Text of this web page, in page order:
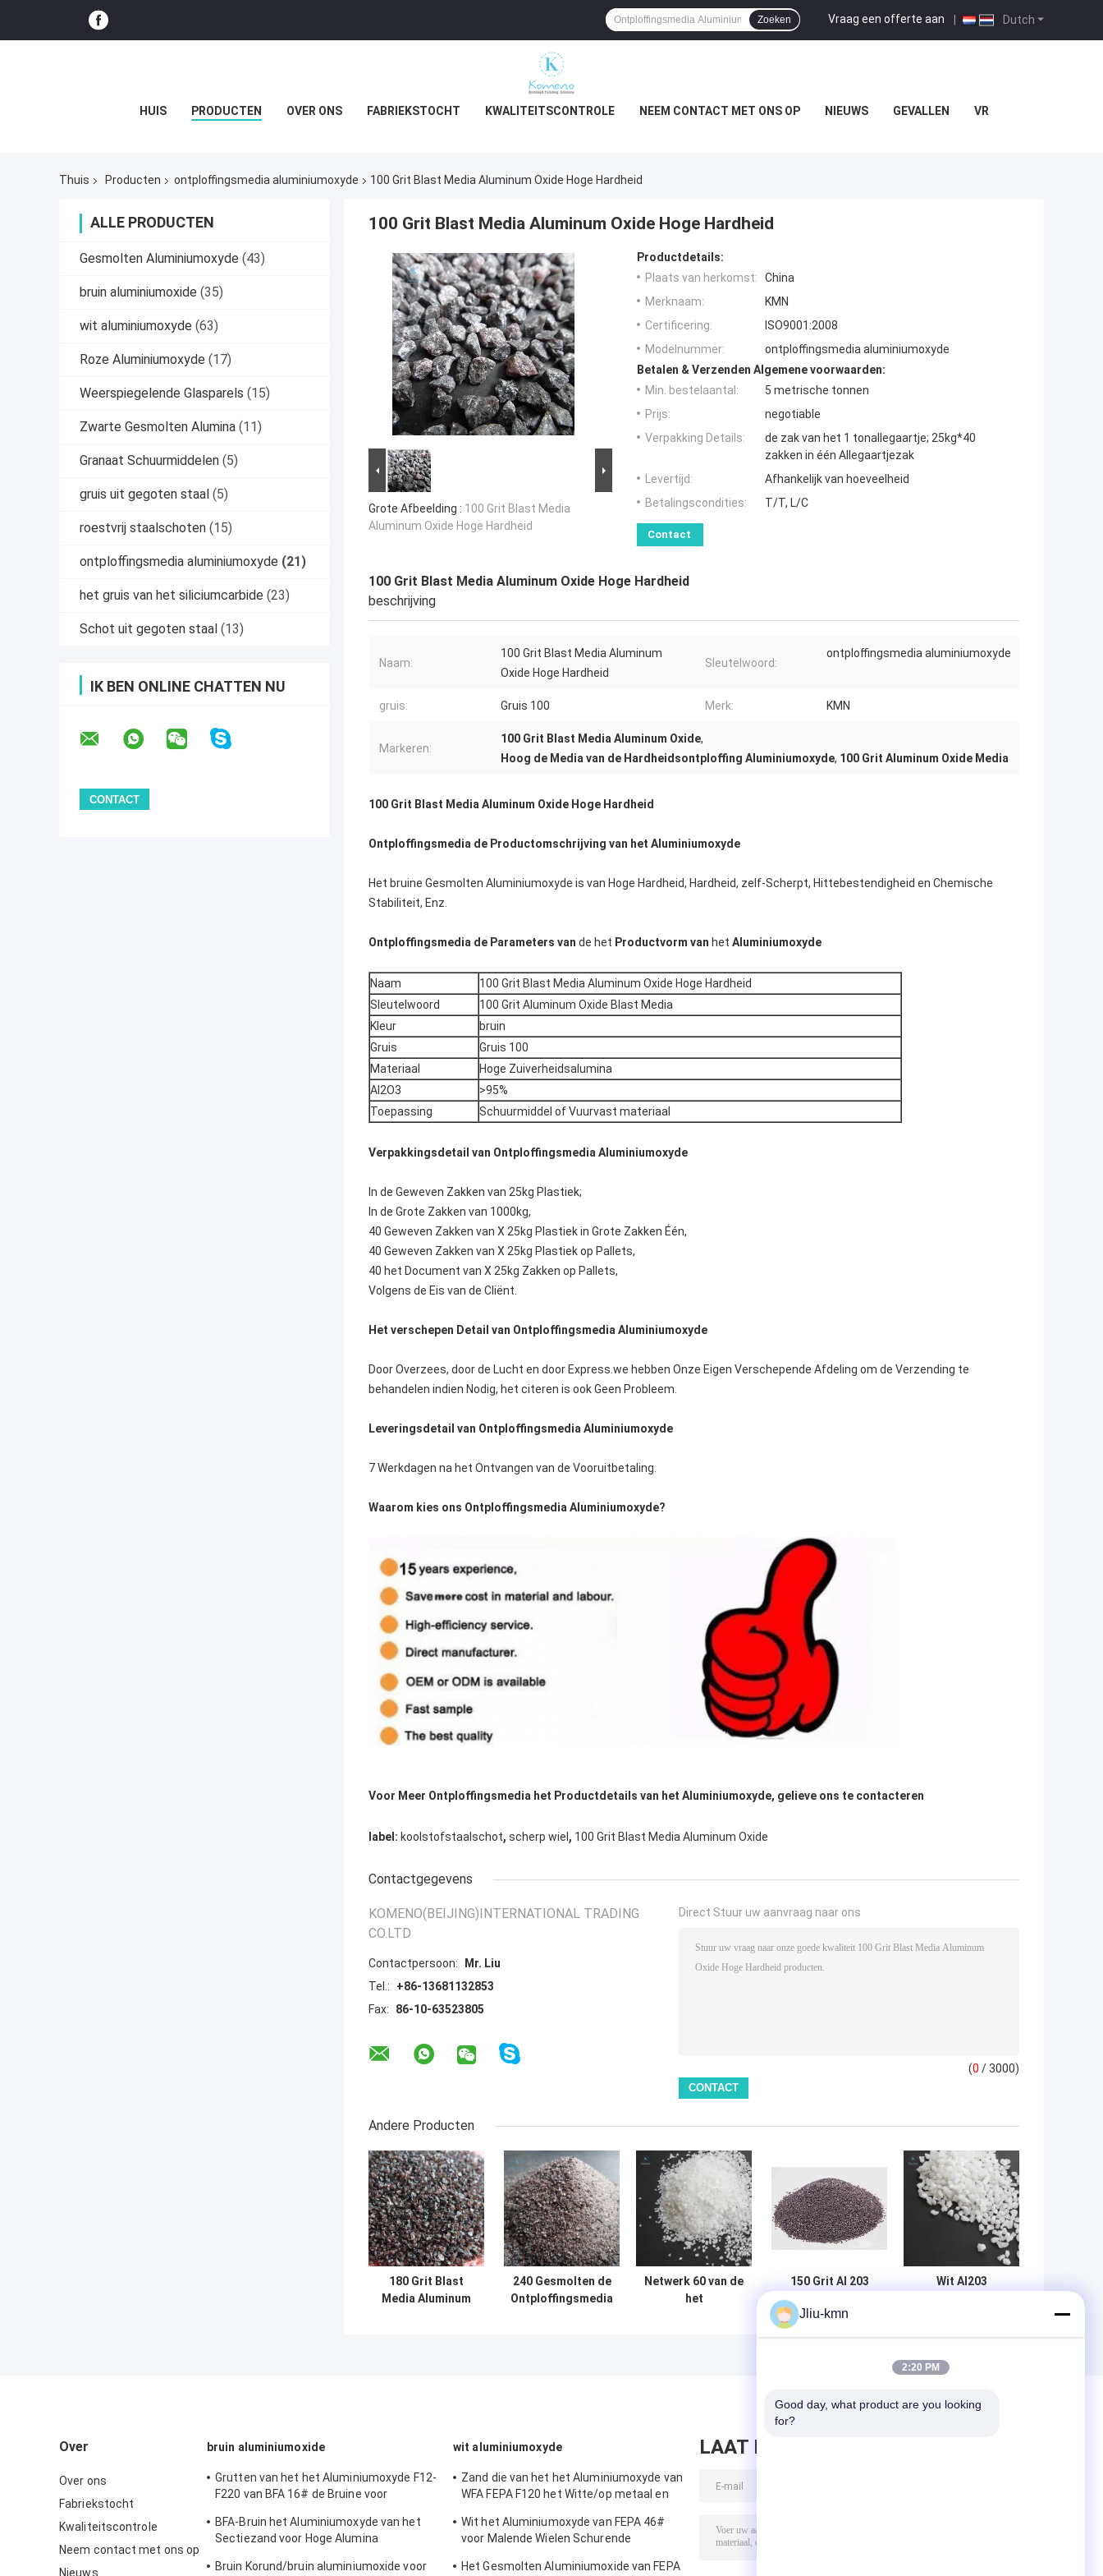
Dutch
Vraag een offerte aan |
Zoeken
HUIS PRODUCTEN OVER ONS FABRIEKSTOCHT KWALITEITSCONTROLE NEEM CONTACT MET ONS OP NIEUWS GEVALLEN VR
Thuis Producten ontploffingsmedia aluminiumoxyde 100 Grit Blast Media Aluminum Oxide Hoge Hardheid
ALLE PRODUCTEN
Gesmolten Aluminiumoxyde (43)
bruin aluminiumoxide (35)
wit aluminiumoxyde (63)
Roze Aluminiumoxyde (17)
Weerspiegelende Glasparels (15)
Zwarte Gesmolten Alumina (11)
Granaat Schuurmiddelen (5)
gruis uit gegoten staal (5)
roestvrij staalschoten (15)
ontploffingsmedia aluminiumoxyde (21)
het gruis van het siliciumcarbide (23)
Schot uit gegoten staal (13)
IK BEN ONLINE CHATTEN NU
100 Grit Blast Media Aluminum Oxide Hoge Hardheid
Grote Afbeelding : 100 Grit Blast Media
Aluminum Oxide Hoge Hardheid
Productdetails:
Plaats van herkomst:
China
Merknaam:
KMN
Certificering:
ISO9001:2008
Modelnummer:
ontploffingsmedia aluminiumoxyde
Betalen & Verzenden Algemene voorwaarden:
Min. bestelaantal:
5 metrische tonnen
Prijs:
negotiable
Verpakking Details:
de zak van het 1 tonallegaartje; 25kg*40
zakken in één Allegaartjezak
Levertijd:
Afhankelijk van hoeveelheid
Betalingscondities:
T/T, L/C
Contact
100 Grit Blast Media Aluminum Oxide Hoge Hardheid
beschrijving
Naam:
100 Grit Blast Media Aluminum
Oxide Hoge Hardheid
Sleutelwoord:
ontploffingsmedia aluminiumoxyde
gruis: Gruis 100 Merk: KMN
Markeren:
100 Grit Blast Media Aluminum Oxide,
Hoog de Media van de Hardheidsontploffing Aluminiumoxyde, 100 Grit Aluminum Oxide Media
100 Grit Blast Media Aluminum Oxide Hoge Hardheid
Ontploffingsmedia de Productomschrijving van het Aluminiumoxyde
Het bruine Gesmolten Aluminiumoxyde is van Hoge Hardheid, Hardheid, zelf-Scherpt, Hittebestendigheid en Chemische
Stabiliteit, Enz.
Ontploffingsmedia de Parameters van de het Productvorm van het Aluminiumoxyde
Naam
100 Grit Blast Media Aluminum Oxide Hoge Hardheid
Sleutelwoord
100 Grit Aluminum Oxide Blast Media
Kleur
bruin
Gruis
Gruis 100
Materiaal
Hoge Zuiverheidsalumina
Al2O3
>95%
Toepassing
Schuurmiddel of Vuurvast materiaal
Verpakkingsdetail van Ontploffingsmedia Aluminiumoxyde
In de Geweven Zakken van 25kg Plastiek;
In de Grote Zakken van 1000kg,
40 Geweven Zakken van X 25kg Plastiek in Grote Zakken Één,
40 Geweven Zakken van X 25kg Plastiek op Pallets,
40 het Document van X 25kg Zakken op Pallets,
Volgens de Eis van de Cliënt.
Het verschepen Detail van Ontploffingsmedia Aluminiumoxyde
Door Overzees, door de Lucht en door Express.we hebben Onze Eigen Verschepende Afdeling om de Verzending te
behandelen indien Nodig, het citeren is ook Geen Probleem.
Leveringsdetail van Ontploffingsmedia Aluminiumoxyde
7 Werkdagen na het Ontvangen van de Vooruitbetaling.
Waarom kies ons Ontploffingsmedia Aluminiumoxyde?
Voor Meer Ontploffingsmedia het Productdetails van het Aluminiumoxyde, gelieve ons te contacteren
label: koolstofstaalschot, scherp wiel , 100 Grit Blast Media Aluminum Oxide
Contactgegevens
KOMENO(BEIJING)INTERNATIONAL TRADING
CO.LTD
Contactpersoon:
Mr. Liu
Tel.:
+86-13681132853
Fax:
86-10-63523805
Direct Stuur uw aanvraag naar ons
(0 / 3000)
Andere Producten
180 Grit Blast
Media Aluminum
240 Gesmolten de
Ontploffingsmedia
Netwerk 60 van de
het
150 Grit Al 203
Ontploffingsmedia
Aluminiumoxyde
Wit Al203
vernietigen
Over
Over ons
Fabriekstocht
Kwaliteitscontrole
Neem contact met ons op
Nieuws
bruin aluminiumoxide
Grutten van het het Aluminiumoxyde F12-
F220 van BFA 16# de Bruine voor
BFA-Bruin het Aluminiumoxyde van het
Sectiezand voor Hoge Alumina
Bruin Korund/bruin aluminiumoxide voor
wit aluminiumoxyde
Zand die van het het Aluminiumoxyde van
WFA FEPA F120 het Witte/op metaal en
Wit het Aluminiumoxyde van FEPA 46#
voor Malende Wielen Schurende
Het Gesmolten Aluminiumoxide van FEPA
LAAT BERICHT ACHTER
Jliu-kmn
2:20 PM
Good day, what product are you looking
for?